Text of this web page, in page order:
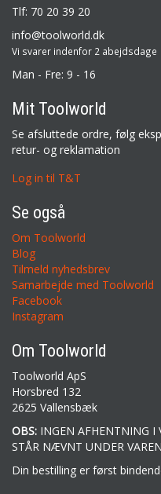
Tlf: 70 20 39 20
info@toolworld.dk
Vi svarer indenfor 2 abejdsdage
Man - Fre: 9 - 16
Mit Toolworld
Se afsluttede ordre, følg
retur- og reklamation
Log in til T&T
Se også
Om Toolworld
Blog
Tilmeld nyhedsbrev
Samarbejde med Toolworld
Facebook
Instagram
Om Toolworld
Toolworld ApS
Horsbred 132
2625 Vallensbæk
OBS: INGEN AFHENTNING
STÅR NÆVNT UNDER VAREN
Din bestilling er først